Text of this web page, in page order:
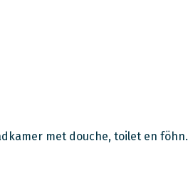
met douche, toilet en föhn.